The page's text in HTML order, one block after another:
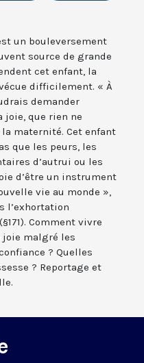
un bouleversement
source de grande
cet enfant, la
difficilement. « À
demander
joie, que rien ne
maternité. Cet enfant
que les peurs, les
d’autrui ou les
d’être un instrument
vie au monde »,
l’exhortation
Comment vivre
joie malgré les
? Quelles
? Reportage et